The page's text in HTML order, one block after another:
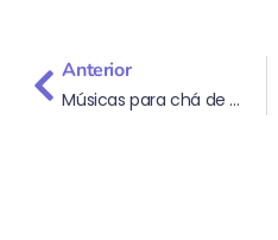
Anterior
Músicas para chá de bebê: monte a playlist perfeita!